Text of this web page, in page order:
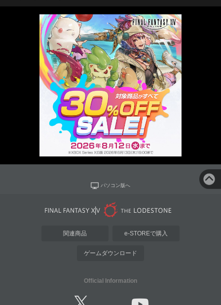
パソコン版へ
関連商品 e-STOREで購入
ゲームダウンロード
Official Information